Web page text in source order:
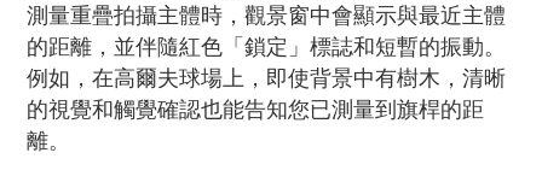
測量重疊拍攝主體時，觀景窗中會顯示與最近主體
的距離，並伴隨紅色「鎖定」標誌和短暫的振動。
例如，在高爾夫球場上，即使背景中有樹木，清晰
的視覺和觸覺確認也能告知您已測量到旗桿的距
離。